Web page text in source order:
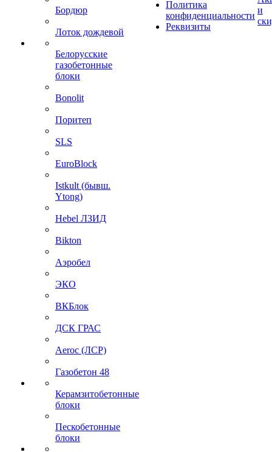
Бордюр
Лоток дождевой
Белорусские
газобетонные
блоки
Bonolit
Поритеп
SLS
EuroBlock
Istkult (бывш.
Ytong)
Hebel ЛЗИД
Bikton
Аэробел
ЭКО
ВКБлок
ДСК ГРАС
Aeroc (ЛСР)
Газобетон 48
Керамзитобетонные
блоки
Пескобетонные
блоки
Политика
конфиденциальности
Реквизиты
и